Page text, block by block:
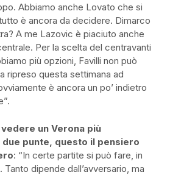
Abbiamo anche Lovato che si
è ancora da decidere. Dimarco
A me Lazovic è piaciuto anche
Per la scelta del centravanti
più opzioni, Favilli non può
ripreso questa settimana ad
è ancora un po’ indietro
un Verona più
punte, questo il pensiero
: “In certe partite si può fare, in
dipende dall’avversario, ma